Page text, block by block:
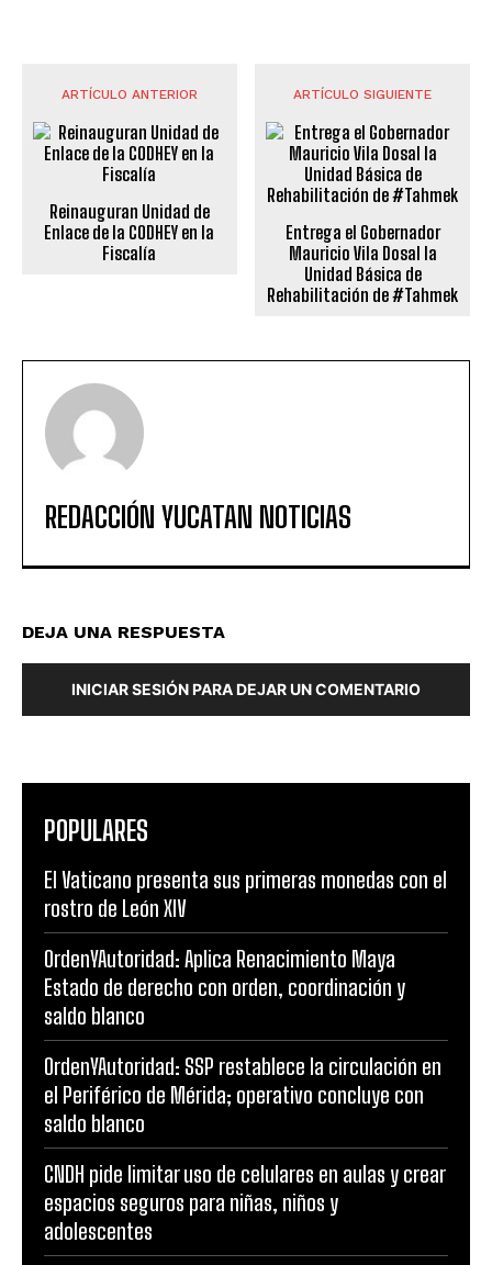
ARTÍCULO ANTERIOR
Reinauguran Unidad de
Enlace de la CODHEY en la
Fiscalía
ARTÍCULO SIGUIENTE
Entrega el Gobernador
Mauricio Vila Dosal la
Unidad Básica de
Rehabilitación de #Tahmek
REDACCIÓN YUCATAN NOTICIAS
DEJA UNA RESPUESTA
INICIAR SESIÓN PARA DEJAR UN COMENTARIO
POPULARES
El Vaticano presenta sus primeras monedas con el
rostro de León XIV
OrdenYAutoridad: Aplica Renacimiento Maya
Estado de derecho con orden, coordinación y
saldo blanco
OrdenYAutoridad: SSP restablece la circulación en
el Periférico de Mérida; operativo concluye con
saldo blanco
CNDH pide limitar uso de celulares en aulas y crear
espacios seguros para niñas, niños y
adolescentes